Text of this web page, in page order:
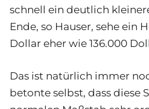
schnell ein deutlich
Ende, so Hauser, sehe ein
Dollar eher wie 136.000
Das ist natürlich immer
betonte selbst, dass diese